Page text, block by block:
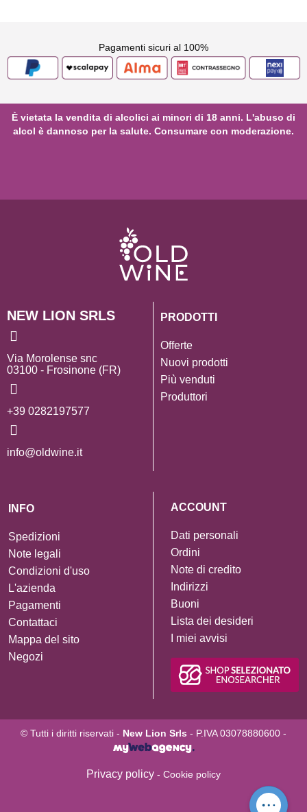
Pagamenti sicuri al 100%
È vietata la vendita di alcolici ai minori di 18 anni. L'abuso di
alcol è dannoso per la salute. Consumare con moderazione.
NEW LION SRLS
Via Morolense snc
03100 - Frosinone (FR)
+39 0282197577
info@oldwine.it
PRODOTTI
Offerte
Nuovi prodotti
Più venduti
Produttori
INFO
Spedizioni
Note legali
Condizioni d'uso
L'azienda
Pagamenti
Contattaci
Mappa del sito
Negozi
ACCOUNT
Dati personali
Ordini
Note di credito
Indirizzi
Buoni
Lista dei desideri
I miei avvisi
© Tutti i diritti riservati - New Lion Srls - P.IVA 03078880600 -
Privacy policy - Cookie policy